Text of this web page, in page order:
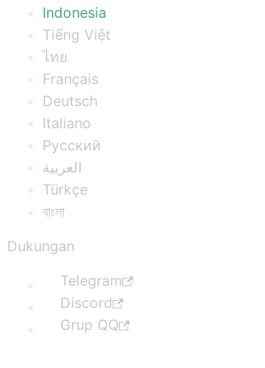
Indonesia
Tiếng Việt
ไทย
Français
Deutsch
Italiano
Русский
العربية
Türkçe
বাংলা
Dukungan
Telegram
Discord
Grup QQ